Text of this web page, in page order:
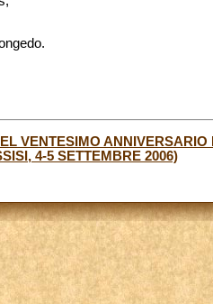
VENTESIMO ANNIVERSARIO
4-5 SETTEMBRE 2006)